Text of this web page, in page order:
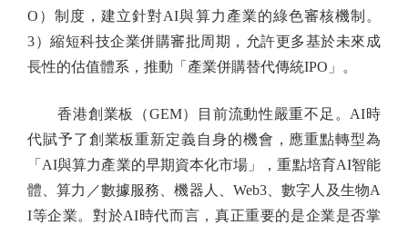
O）制度，建立針對AI與算力產業的綠色審核機制。
3）縮短科技企業併購審批周期，允許更多基於未來成
長性的估值體系，推動「產業併購替代傳統IPO」。
香港創業板（GEM）目前流動性嚴重不足。AI時
代賦予了創業板重新定義自身的機會，應重點轉型為
「AI與算力產業的早期資本化市場」，重點培育AI智能
體、算力／數據服務、機器人、Web3、數字人及生物A
I等企業。對於AI時代而言，真正重要的是企業是否掌